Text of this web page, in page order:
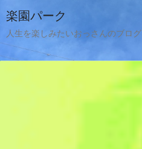
楽園パーク
人生を楽しみたいおっさんのブログ